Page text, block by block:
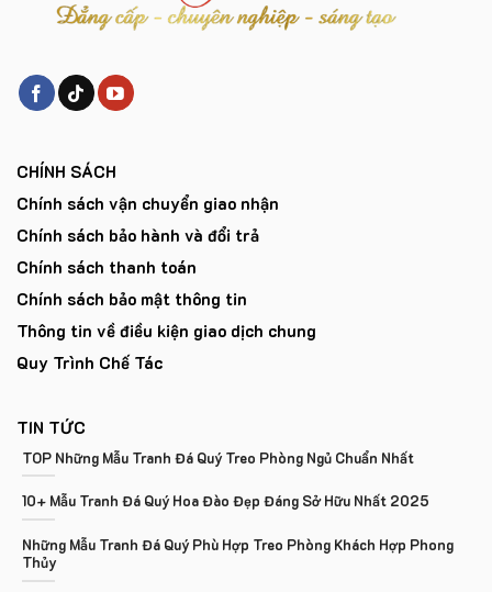
CHÍNH SÁCH
Chính sách vận chuyển giao nhận
Chính sách bảo hành và đổi trả
Chính sách thanh toán
Chính sách bảo mật thông tin
Thông tin về điều kiện giao dịch chung
Quy Trình Chế Tác
TIN TỨC
TOP Những Mẫu Tranh Đá Quý Treo Phòng Ngủ Chuẩn Nhất
10+ Mẫu Tranh Đá Quý Hoa Đào Đẹp Đáng Sở Hữu Nhất 2025
Những Mẫu Tranh Đá Quý Phù Hợp Treo Phòng Khách Hợp Phong
Thủy